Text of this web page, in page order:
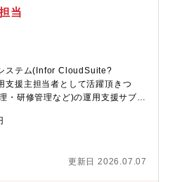
くるみん」の各認定等ワークライ
おりますので、内定まで丁寧に
ェックが中心となります・事業部
以上の立場で関わりつつ、適切に
が求められます。・現在は兼任
は専任で知見を蓄積し、全社的
、DXの進展に伴い、各事業部門に
が増加・大型化しており、その
管理体制の強化が求められてい
、客観的なリスク評価、経営層へ
QCD（品質・コスト・納期）管理
築が急務となっています。こうし
当
ステム(Infor CloudSuite?
援主担当者として活躍頂きつ
・研修管理など)の運用支援サブ担
った場合はプロジェクトマネジメ
す。【組織構成】・部長1名・基幹
当社について】★同社にはロボッ
わっています。日本のお医者様か
更新日 2026.07.07